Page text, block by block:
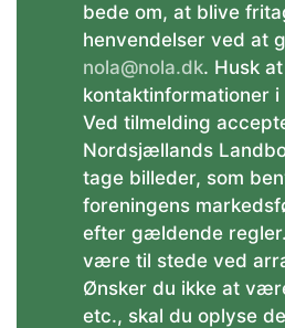
bede om, at blive
henvendelser ved at
nola@nola.dk. Husk
kontaktinformationer
Ved tilmelding
Nordsjællands
tage billeder, som
foreningens
efter gældende
være til stede ved
Ønsker du ikke at
etc., skal du oplyse